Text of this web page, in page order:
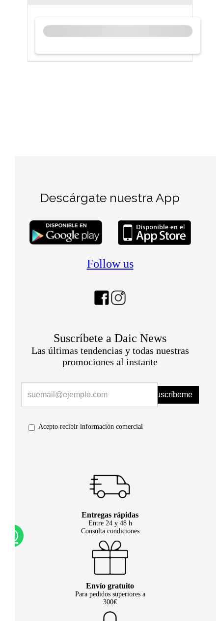
Descárgate nuestra App
Follow us
Suscríbete a Daic News
Las últimas tendencias y todas nuestras
promociones al instante
Suscríbeme
Acepto recibir información comercial
Entregas rápidas
Entre 24 y 48 h
Consulta condiciones
Envío gratuito
Para pedidos superiores a
300€